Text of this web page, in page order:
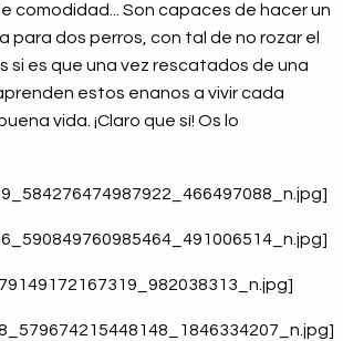
comodidad... Son capaces de hacer un
para dos perros, con tal de no rozar el
si es que una vez rescatados de una
estos enanos a vivir cada
vida. ¡Claro que sí! Os lo